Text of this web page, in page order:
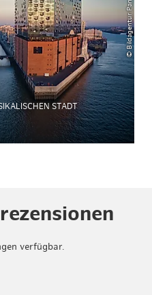
STADT
verfügbar.